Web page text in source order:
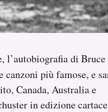
l’autobiografia di Bruce
canzoni più famose, e
Canada, Australia e
in edizione